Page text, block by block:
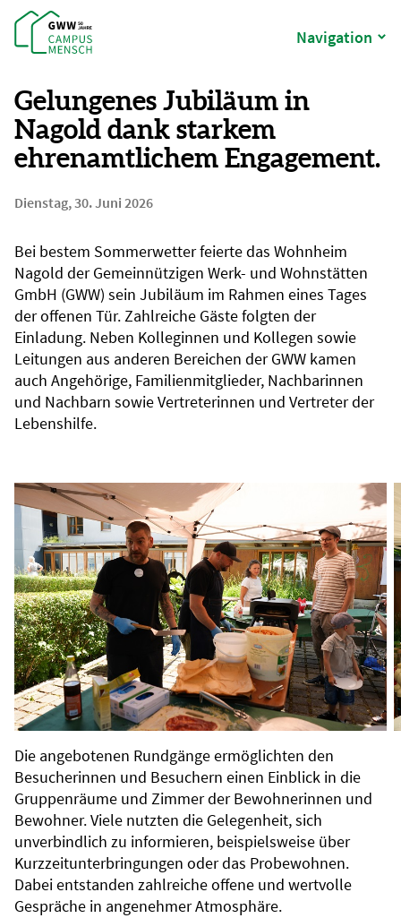
Navigation
Gelungenes Jubiläum in
Nagold dank starkem
ehrenamtlichem Engagement.
Dienstag, 30. Juni 2026
Bei bestem Sommerwetter feierte das Wohnheim
Nagold der Gemeinnützigen Werk- und Wohnstätten
GmbH (GWW) sein Jubiläum im Rahmen eines Tages
der offenen Tür. Zahlreiche Gäste folgten der
Einladung. Neben Kolleginnen und Kollegen sowie
Leitungen aus anderen Bereichen der GWW kamen
auch Angehörige, Familienmitglieder, Nachbarinnen
und Nachbarn sowie Vertreterinnen und Vertreter der
Lebenshilfe.
Die angebotenen Rundgänge ermöglichten den
Besucherinnen und Besuchern einen Einblick in die
Gruppenräume und Zimmer der Bewohnerinnen und
Bewohner. Viele nutzten die Gelegenheit, sich
unverbindlich zu informieren, beispielsweise über
Kurzzeitunterbringungen oder das Probewohnen.
Dabei entstanden zahlreiche offene und wertvolle
Gespräche in angenehmer Atmosphäre.